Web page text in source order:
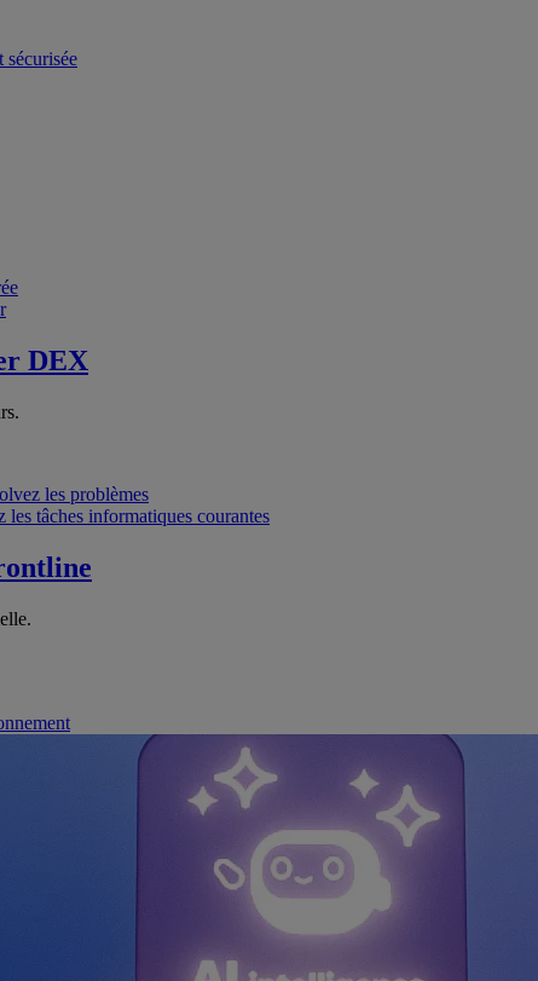
sécurisée
DEX
les problèmes
les tâches informatiques courantes